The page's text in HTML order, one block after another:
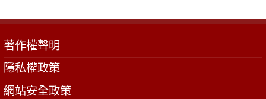
著作權聲明
隱私權政策
網站安全政策